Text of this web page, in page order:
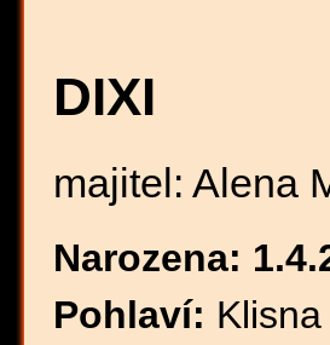
DIXI
majitel: Alena
Narozena:
Pohlaví: Klisna